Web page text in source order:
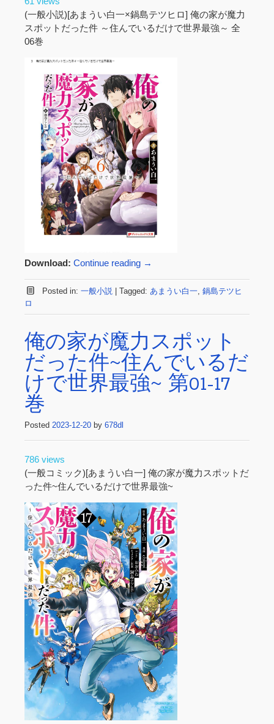
(一般小説)[あまうい白一×鍋島テツヒロ] 俺の家が魔力
スポットだった件 ～住んでいるだけで世界最強～ 全
06巻
Download: Continue reading →
Posted in: 一般小説 Tagged: あまうい白一, 鍋島テツヒ
ロ
俺の家が魔力スポット
だった件~住んでいるだ
けで世界最強~ 第01-17
巻
Posted 2023-12-20 by 678dl
786 views
(一般コミック)[あまうい白一] 俺の家が魔力スポットだ
った件~住んでいるだけで世界最強~